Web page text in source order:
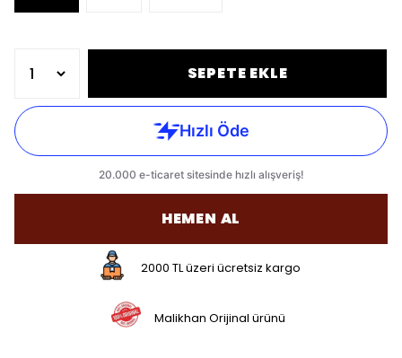
SEPETE EKLE
HEMEN AL
2000 TL üzeri ücretsiz kargo
Malikhan Orijinal ürünü